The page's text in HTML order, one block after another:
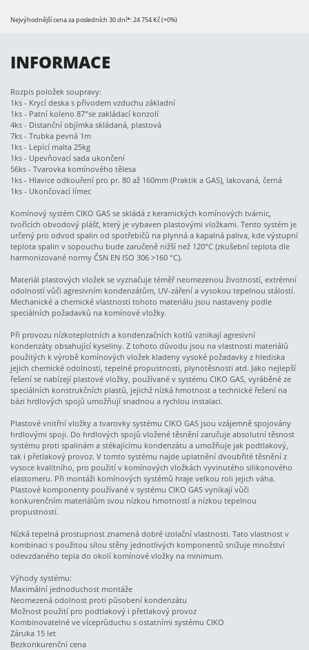
Nejvýhodnější cena za posledních 30 dní*: 24 754 Kč (+0%)
INFORMACE
Rozpis položek soupravy:
1ks - Krycí deska s přívodem vzduchu základní
1ks - Patní koleno 87°se zakládací konzolí
4ks - Distanční objímka skládaná, plastová
7ks - Trubka pevná 1m
1ks - Lepící malta 25kg
1ks - Upevňovací sada ukončení
56ks - Tvarovka komínového tělesa
1ks - Hlavice odkouření pro pr. 80 až 160mm (Praktik a GAS), lakovaná, černá
1ks - Ukončovací límec
Komínový systém CIKO GAS se skládá z keramických komínových tvárnic,
tvořících obvodový plášť, který je vybaven plastovými vložkami. Tento systém je
určený pro odvod spalin od spotřebičů na plynná a kapalná paliva, kde výstupní
teplota spalin v sopouchu bude zaručeně nižší než 120°C (zkušební teplota dle
harmonizované normy ČSN EN ISO 306 >160 °C).
Materiál plastových vložek se vyznačuje téměř neomezenou životností, extrémní
odolností vůči agresivním kondenzátům, UV-záření a vysokou tepelnou stálostí.
Mechanické a chemické vlastnosti tohoto materiálu jsou nastaveny podle
speciálních požadavků na komínové vložky.
Při provozu nízkoteplotních a kondenzačních kotlů vznikají agresivní
kondenzáty obsahující kyseliny. Z tohoto důvodu jsou na vlastnosti materiálů
použitých k výrobě komínových vložek kladeny vysoké požadavky z hlediska
jejich chemické odolnosti, tepelné propustnosti, plynotěsnosti atd. Jako nejlepší
řešení se nabízejí plastové vložky, používané v systému CIKO GAS, vyráběné ze
speciálních konstrukčních plastů, jejichž nízká hmotnost a technické řešení na
bázi hrdlových spojů umožňují snadnou a rychlou instalaci.
Plastové vnitřní vložky a tvarovky systému CIKO GAS jsou vzájemně spojovány
hrdlovými spoji. Do hrdlových spojů vložené těsnění zaručuje absolutní těsnost
systému proti spalinám a stékajícímu kondenzátu a umožňuje jak podtlakový,
tak i přetlakový provoz. V tomto systému najde uplatnění dvoubřité těsnění z
vysoce kvalitního, pro použití v komínových vložkách vyvinutého silikonového
elastomeru. Při montáži komínových systémů hraje velkou roli jejich váha.
Plastové komponenty používané v systému CIKO GAS vynikají vůči
konkurenčním materiálům svou nízkou hmotností a nízkou tepelnou
propustností.
Nízká tepelná prostupnost znamená dobré izolační vlastnosti. Tato vlastnost v
kombinaci s použitou sílou stěny jednotlivých komponentů snižuje množství
odevzdaného tepla do okolí komínové vložky na minimum.
Výhody systému:
Maximální jednoduchost montáže
Neomezená odolnost proti působení kondenzátu
Možnost použití pro podtlakový i přetlakový provoz
Kombinovatelné ve víceprůduchu s ostatními systému CIKO
Záruka 15 let
Bezkonkurenční cena